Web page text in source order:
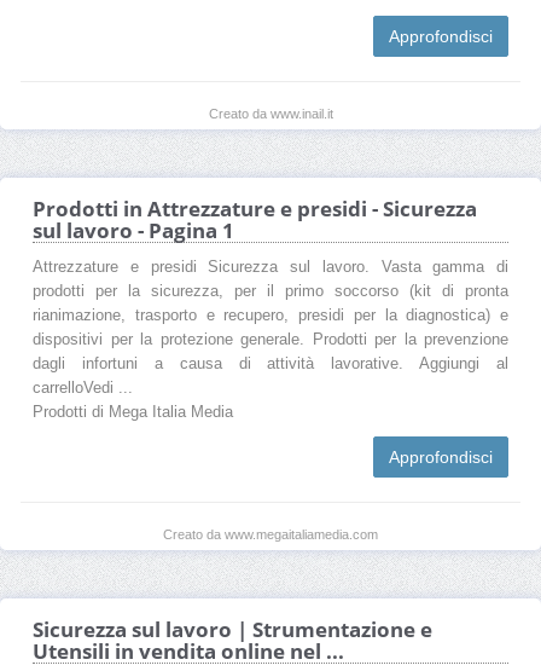
Approfondisci
Creato da www.inail.it
Prodotti in Attrezzature e presidi - Sicurezza
sul lavoro - Pagina 1
Attrezzature e presidi Sicurezza sul lavoro. Vasta gamma di
prodotti per la sicurezza, per il primo soccorso (kit di pronta
rianimazione, trasporto e recupero, presidi per la diagnostica) e
dispositivi per la protezione generale. Prodotti per la prevenzione
dagli infortuni a causa di attività lavorative. Aggiungi al
carrelloVedi ...
Prodotti di Mega Italia Media
Approfondisci
Creato da www.megaitaliamedia.com
Sicurezza sul lavoro | Strumentazione e
Utensili in vendita online nel ...